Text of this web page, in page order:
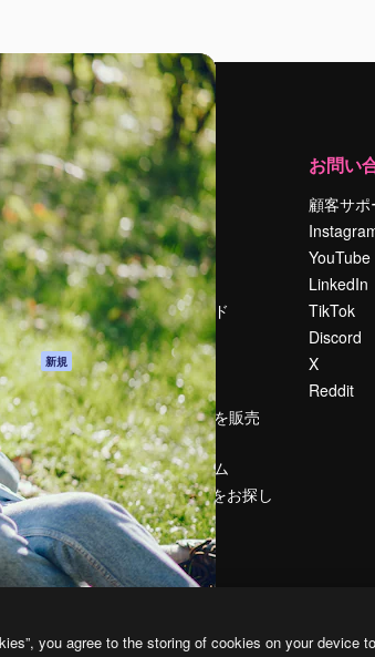
に
メント
ト
約
バシーポリ
ナル 新規
ーポリシー
トセンター
リエイト
け
運営
料金
会社概要
Reviews
採用情報
検索トレンド
ブログ
イベント
Slidesgo
コンテンツを販売
する
プレスルーム
magnific.aiをお探し
ですか？
お問い
顧客サポ
YouTube
LinkedIn
TikTok
Discord
X
Reddit
you agree to the storing of cookies on your device